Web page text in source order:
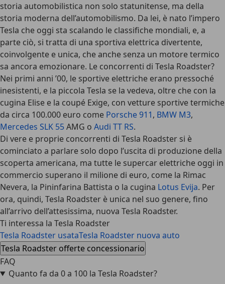
storia automobilistica non solo statunitense, ma della
storia moderna dell’automobilismo. Da lei, è nato l’impero
Tesla che oggi sta scalando le classifiche mondiali, e, a
parte ciò, si tratta di una sportiva elettrica divertente,
coinvolgente e unica, che anche senza un motore termico
sa ancora emozionare. Le concorrenti di Tesla Roadster?
Nei primi anni ’00, le sportive elettriche erano pressoché
inesistenti, e la piccola Tesla se la vedeva, oltre che con la
cugina Elise e la coupé Exige, con vetture sportive termiche
da circa 100.000 euro come Porsche 911, BMW M3,
Mercedes SLK 55AMG o Audi TT RS.
Di vere e proprie concorrenti di Tesla Roadster si è
cominciato a parlare solo dopo l’uscita di produzione della
scoperta americana, ma tutte le supercar elettriche oggi in
commercio superano il milione di euro, come la Rimac
Nevera, la Pininfarina Battista o la cugina Lotus Evija. Per
ora, quindi, Tesla Roadster è unica nel suo genere, fino
all’arrivo dell’attesissima, nuova Tesla Roadster.
Ti interessa la Tesla Roadster
Tesla Roadster usataTesla Roadster nuova auto
Tesla Roadster offerte concessionario
FAQ
Quanto fa da 0 a 100 la Tesla Roadster?